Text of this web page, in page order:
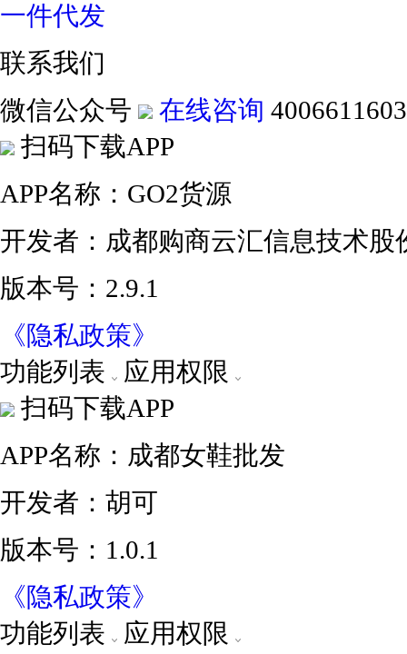
一件代发
联系我们
微信公众号
在线咨询 4006611603
扫码下载APP
APP名称：GO2货源
开发者：成都购商云汇信息技术股
版本号：2.9.1
《隐私政策》
功能列表
应用权限
扫码下载APP
APP名称：成都女鞋批发
开发者：胡可
版本号：1.0.1
《隐私政策》
功能列表
应用权限